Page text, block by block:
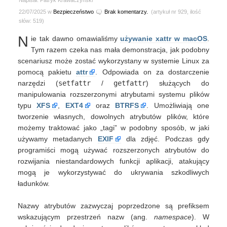
22/07/2025 w Bezpieczeństwo Brak komentarzy.
(artykuł nr 929, ilość
słów: 519)
N ie tak dawno omawialiśmyużywanie xattr w macOS
Tym razem czeka nas mała demonstracja, jak podobny
scenariusz może zostać wykorzystany w systemie Linux za
pomocą pakietuattr
. Odpowiada on za dostarczenie
narzędzi (setfattr/ getfattr) służących do
manipulowania rozszerzonymi atrybutami systemu plików
typuXFS EXT4 oraz BTRFS
. Umożliwiają one
tworzenie własnych, dowolnych atrybutów plików, które
możemy traktować jako „tagi” w podobny sposób, w jaki
używamy metadanych EXIF
dla zdjęć. Podczas gdy
programiści mogą używać rozszerzonych atrybutów do
rozwijania niestandardowych funkcji aplikacji, atakujący
mogą je wykorzystywać do ukrywania szkodliwych
ładunków.
Nazwy atrybutów zazwyczaj poprzedzone są prefiksem
wskazującym przestrzeń nazw (ang. namespace). W